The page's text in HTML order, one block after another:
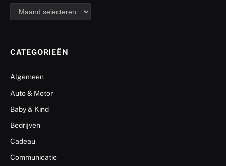
archief
CATEGORIEËN
Algemeen
Auto & Motor
Baby & Kind
Bedrijven
Cadeau
Communicatie